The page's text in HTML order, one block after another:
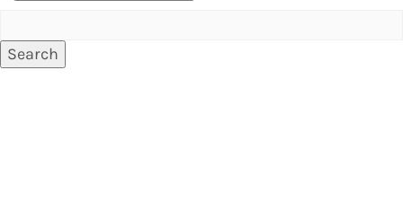
Search